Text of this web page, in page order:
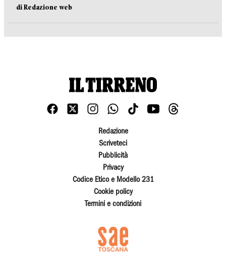
di Redazione web
Redazione
Scriveteci
Pubblicità
Privacy
Codice Etico e Modello 231
Cookie policy
Termini e condizioni